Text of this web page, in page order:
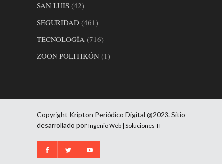
SAN LUIS (42)
SEGURIDAD (461)
TECNOLOGÍA (716)
ZOON POLITIKÓN (1)
Copyright Kripton Periódico Digital @2023. Sitio
desarrollado por Ingenio Web | Soluciones TI